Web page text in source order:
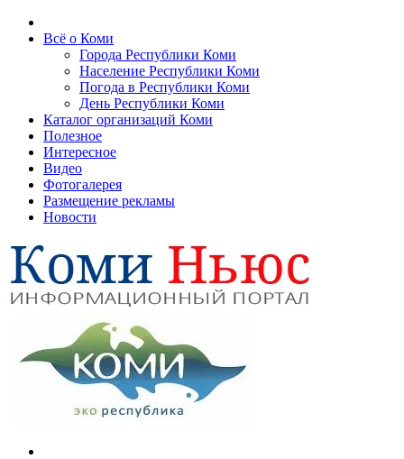
Всё о Коми
Города Республики Коми
Население Республики Коми
Погода в Республики Коми
День Республики Коми
Каталог организаций Коми
Полезное
Интересное
Видео
Фотогалерея
Размещение рекламы
Новости